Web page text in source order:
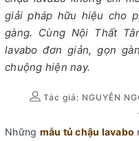
giải pháp hữu hiệu cho
gàng. Cùng Nội Thất
lavabo đơn giản, gọn
chuộng hiện nay.
Tác giả: NGUYỄN
Những mẫu tủ chậu lavabo